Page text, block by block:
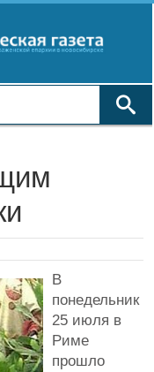
В
понедельник
25 июля в
Риме
прошло